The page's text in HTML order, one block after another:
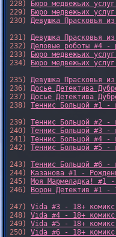
228)
Бюро медвежьих
229)
Бюро медвежьих
230) Девушка Прасковья
231) Девушка Прасковья
232) Деловые роботы #4 -
233)
Бюро медвежьих
234)
Бюро медвежьих
235) Девушка Прасковья
236) Досье Детектива
237) Досье Детектива
238) Теннис Большой #1 -
239) Теннис Большой #2 -
240) Теннис Большой #3 -
241) Теннис Большой #4 -
242) Теннис Большой #5 -
243) Теннис Большой #6 -
244)
Казанова #1 -
245) Моя Мармеладка! #1
246)
Ворон Детектив #1 -
247) Vida #3 - 18+
248) Vida #4 - 18+
249) Vida #5 - 18+
250) Vida #6 - 18+